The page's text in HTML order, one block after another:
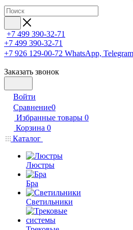
+7 499 390-32-71
+7 499 390-32-71
+7 926 129-00-72 WhatsApp, Telegram
Заказать звонок
Войти
Сравнение0
Избранные товары 0
Корзина 0
Каталог
Люстры
Бра
Светильники